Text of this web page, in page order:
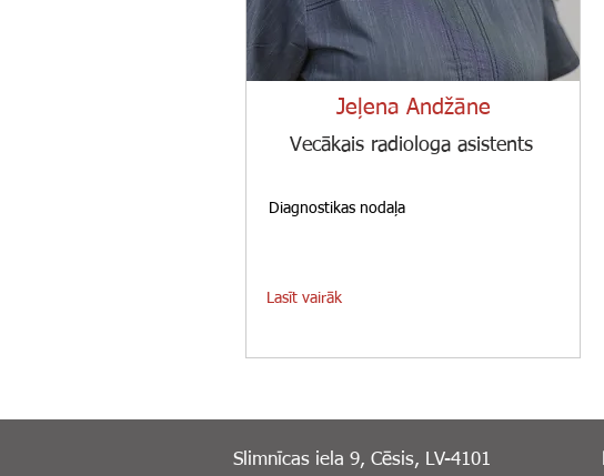
Jeļena Andžāne
Vecākais radiologa asistents
Diagnostikas nodaļa
Lasīt vairāk
Slimnīcas iela 9, Cēsis, LV-4101